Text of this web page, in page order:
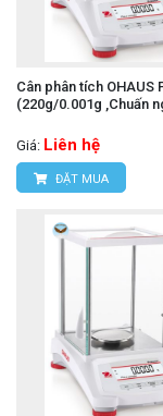
Cân phân tích OHAUS
(220g/0.001g ,Chuấn
Giá: Liên hệ
ĐẶT MUA